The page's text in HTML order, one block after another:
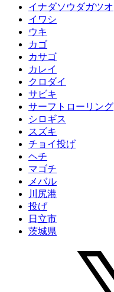
イナダソウダガツオ
イワシ
ウキ
カゴ
カサゴ
カレイ
クロダイ
サビキ
サーフトローリング
シロギス
スズキ
チョイ投げ
ヘチ
マゴチ
メバル
川尻港
投げ
日立市
茨城県